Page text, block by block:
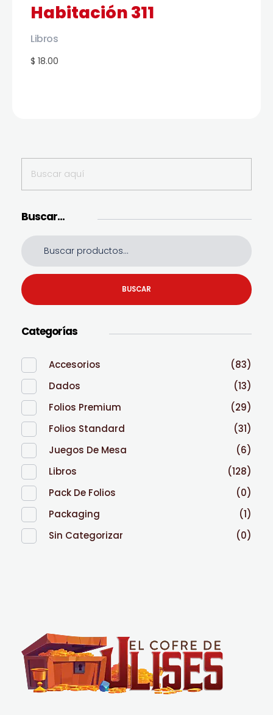
Habitación 311
$ 18.00
Libros
Buscar…
BUSCAR
Categorías
Accesorios
(83)
Dados
(13)
Folios Premium
(29)
Folios Standard
(31)
Juegos De Mesa
(6)
Libros
(128)
Pack De Folios
(0)
Packaging
(1)
Sin Categorizar
(0)